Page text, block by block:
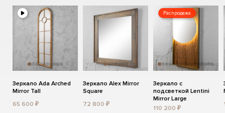
Зеркало Ada Arched
Mirror Tall
65 600 ₽
Зеркало Alex Mirror
Square
72 800 ₽
Распродажа
Зеркало с
подсветкой Lentini
Mirror Large
110 200 ₽